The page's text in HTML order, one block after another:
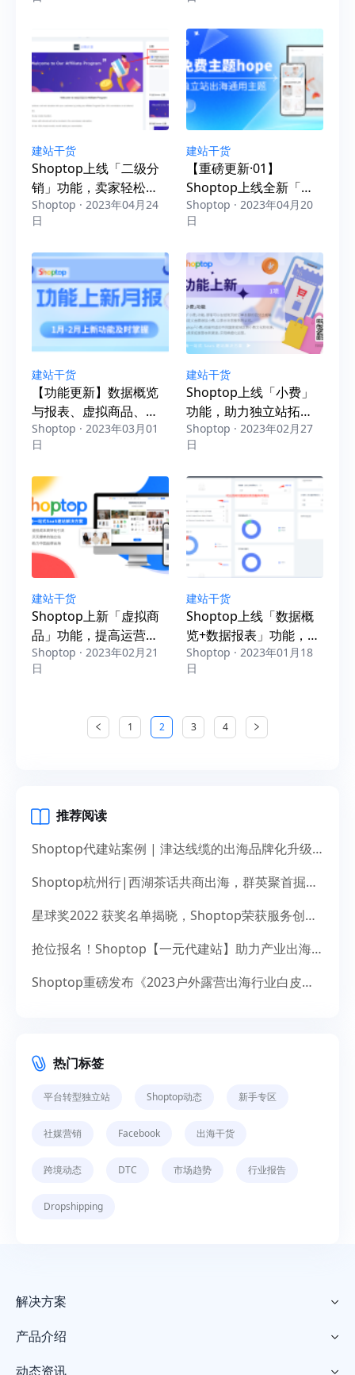
建站干货
Shoptop上线「二级分
销」功能，卖家轻松引
爆流量裂变，提高推广
效率！
Shoptop · 2023年04月24
日
建站干货
【重磅更新·01】
Shoptop上线全新「免
费」主题hope，高阶建
站省时省力
Shoptop · 2023年04月20
日
建站干货
【功能更新】数据概览
与报表、虚拟商品、
SKU自动生成与编辑等
功能上新及优化
Shoptop · 2023年03月01
日
建站干货
Shoptop上线「小费」
功能，助力独立站拓展
营收新渠道
Shoptop · 2023年02月27
日
建站干货
Shoptop上新「虚拟商
品」功能，提高运营效
率，出海无忧！
Shoptop · 2023年02月21
日
建站干货
Shoptop上线「数据概
览+数据报表」功能，轻
松搞定店铺数据可视化
分析
Shoptop · 2023年01月18
日
1 2 3 4
推荐阅读
Shoptop代建站案例 | 津达线缆的出海品牌化升级之道
Shoptop杭州行|西湖茶话共商出海，群英聚首掘金未来
星球奖2022 获奖名单揭晓，Shoptop荣获服务创新奖！
抢位报名！Shoptop【一元代建站】助力产业出海，献礼14周年
Shoptop重磅发布《2023户外露营出海行业白皮书》！聚焦150亿美元市场，探寻增长新机遇
热门标签
平台转型独立站 Shoptop动态 新手专区
社媒营销 Facebook 出海干货
跨境动态 DTC 市场趋势 行业报告
Dropshipping
解决方案 
产品介绍 
动态资讯 